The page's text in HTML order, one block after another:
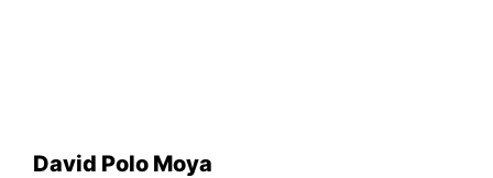
David Polo Moya